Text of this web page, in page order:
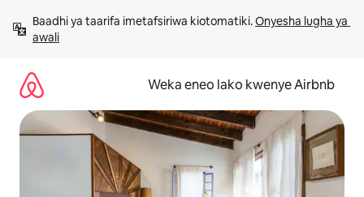
kwenda
kwenye
Baadhi ya taarifa imetafsiriwa kiotomatiki. Onyesha lugha ya
awali
Weka eneo lako kwenye Airbnb